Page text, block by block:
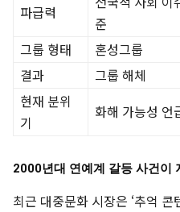
파급력
준
그룹 형태
혼성그룹
결과
그룹 해체
현재 분위
기
화해 가능성 언
2000년대 연예계 갈등 사건이
최근 대중문화 시장은 ‘추억